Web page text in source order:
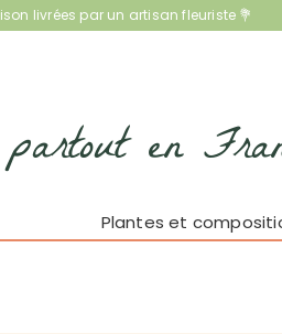
livrées par un artisan fleuriste 💐
en
Plantes et